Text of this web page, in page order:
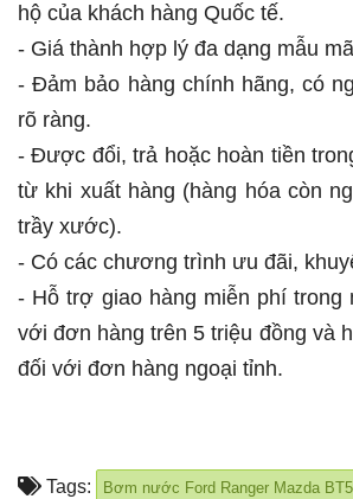
hộ của khách hàng Quốc tế.
- Giá thành hợp lý đa dạng mẫu
- Đảm bảo hàng chính hãng, có
rõ ràng.
- Được đổi, trả hoặc hoàn tiền
từ khi xuất hàng (hàng hóa còn
trầy xước).
- Có các chương trình ưu đãi,
- Hỗ trợ giao hàng miễn phí trong
với đơn hàng trên 5 triệu đồng và
đối với đơn hàng ngoại tỉnh.
Tags: Bơm nước Ford Ranger Mazda